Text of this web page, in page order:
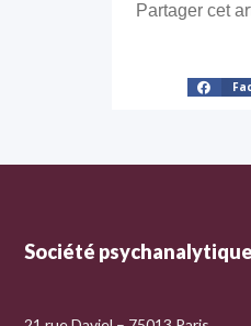
Partager cet
Société